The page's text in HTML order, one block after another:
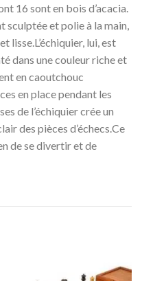
16 sont en bois d’acacia.
sculptée et polie à la main,
lisse.L’échiquier, lui, est
dans une couleur riche et
en caoutchouc
en place pendant les
de l’échiquier crée un
des pièces d’échecs.Ce
de se divertir et de